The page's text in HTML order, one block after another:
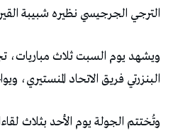
الترجي الجرجيسي نظيره شبيبة
ويشهد يوم السبت ثلاث مباريات،
البنزرتي فريق الاتحاد
وتُختتم الجولة يوم الأحد بثلاث